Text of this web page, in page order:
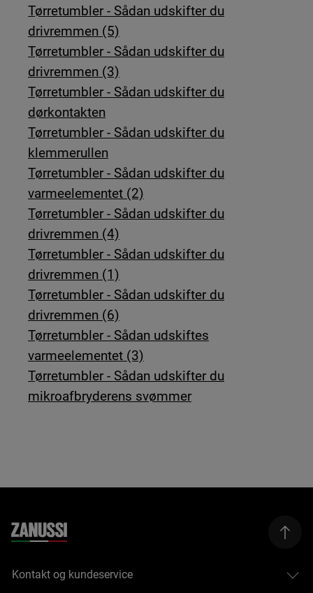
Tørretumbler - Sådan udskifter du
drivremmen (5)
Tørretumbler - Sådan udskifter du
drivremmen (3)
Tørretumbler - Sådan udskifter du
dørkontakten
Tørretumbler - Sådan udskifter du
klemmerullen
Tørretumbler - Sådan udskifter du
varmeelementet (2)
Tørretumbler - Sådan udskifter du
drivremmen (4)
Tørretumbler - Sådan udskifter du
drivremmen (1)
Tørretumbler - Sådan udskifter du
drivremmen (6)
Tørretumbler - Sådan udskiftes
varmeelementet (3)
Tørretumbler - Sådan udskifter du
mikroafbryderens svømmer
Kontakt og kundeservice